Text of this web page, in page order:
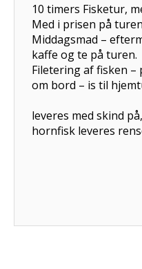
10 timers Fisketur,
Med i prisen på
Middagsmad –
kaffe og
Filetering af fisken –
om bord –
leveres med skind
hornfisk leveres